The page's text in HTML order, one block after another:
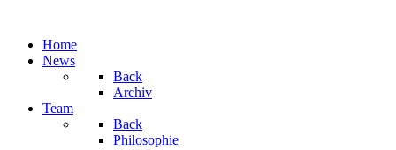
Home
News
Back
Archiv
Team
Back
Philosophie